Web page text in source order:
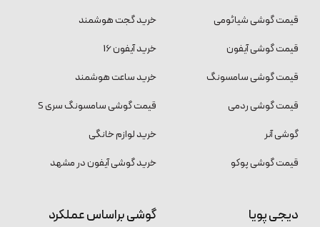
قیمت گوشی شیائومی
قیمت گوشی آیفون
قیمت گوشی سامسونگ
قیمت گوشی ردمی
گوشی آنر
قیمت گوشی پوکو
خرید گجت هوشمند
خرید آیفون 16
خرید ساعت هوشمند
قیمت گوشی سامسونگ سری S
خرید لوازم خانگی
خرید گوشی آیفون در مشهد
دیجی پویا گوشی براساس عملکرد